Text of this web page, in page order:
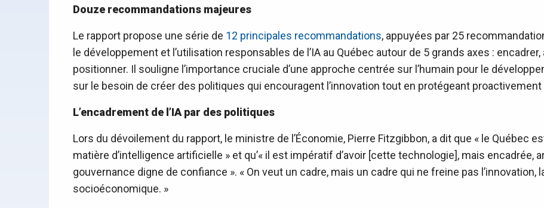
Douze recommandations majeures
Le rapport propose une série de 12 principales recommandations, appuyées par 25
le développement et l’utilisation responsables de l’IA au Québec autour de 5 grands axes :
positionner. Il souligne l’importance cruciale d’une approche centrée sur l’humain pour le
sur le besoin de créer des politiques qui encouragent l’innovation tout en protégeant
L’encadrement de l’IA par des politiques
Lors du dévoilement du rapport, le ministre de l’Économie, Pierre Fitzgibbon, a dit que « le Québec
matière d’intelligence artificielle » et qu’« il est impératif d’avoir [cette technologie], mais encadrée,
gouvernance digne de confiance ». « On veut un cadre, mais un cadre qui ne freine pas l’innovation,
socioéconomique. »